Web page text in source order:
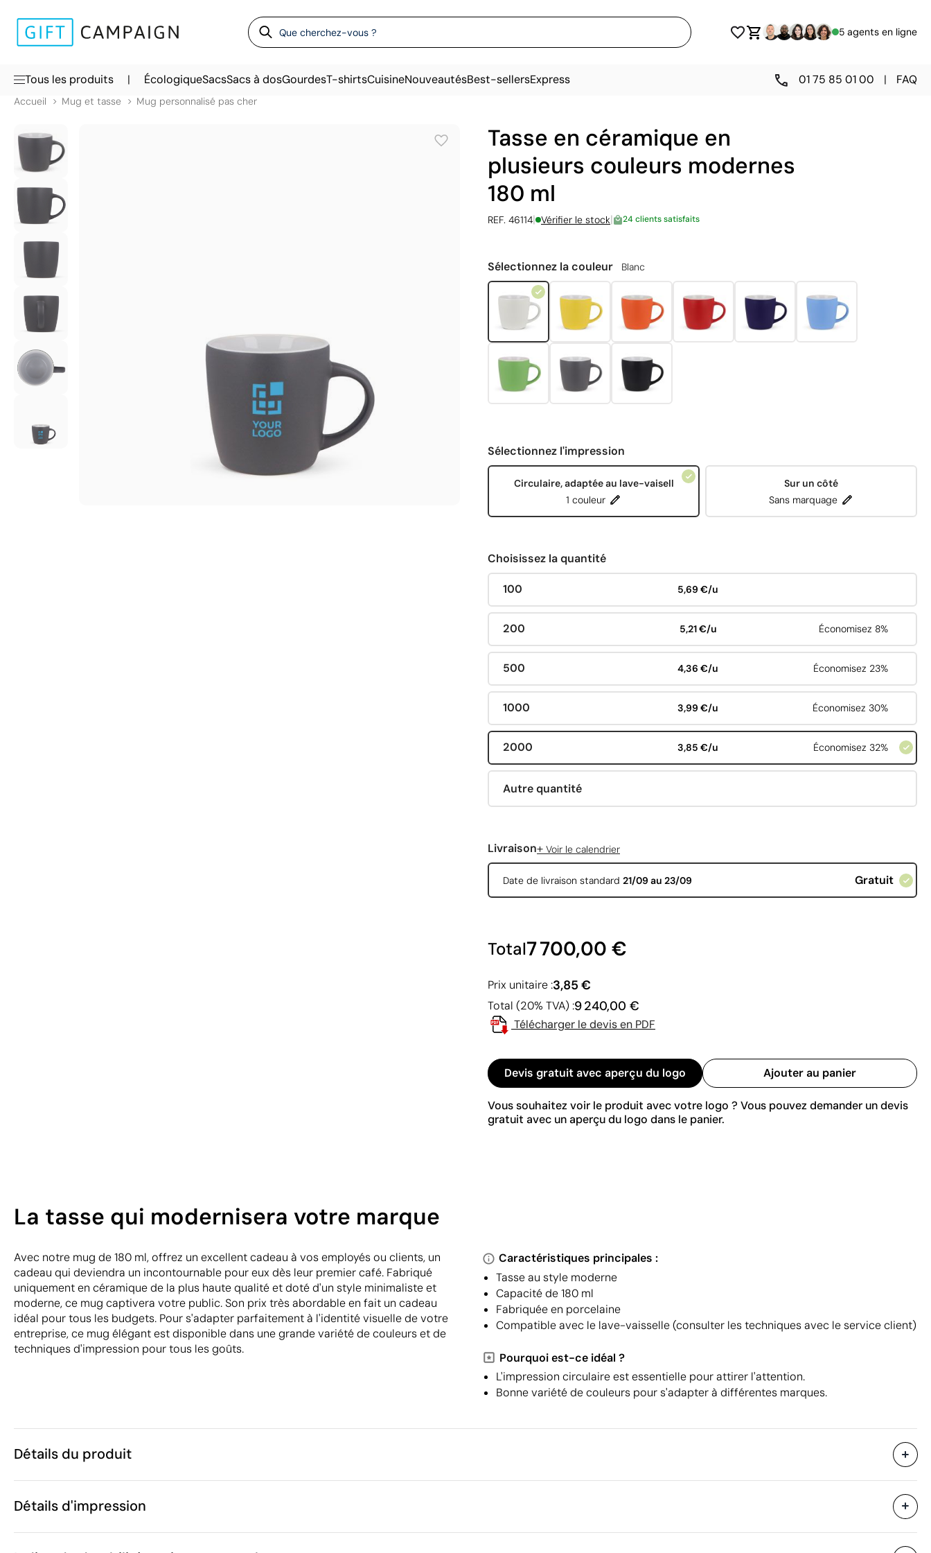
5 agents en ligne
Tous les produits | ÉcologiqueSacsSacs à dosGourdesT-shirtsCuisineNouveautésBest-sellersExpress 01 75 85 01 00 | FAQ
Accueil Mug et tasse Mug personnalisé pas cher
Tasse en céramique en
plusieurs couleurs modernes
180 ml
REF. 46114| Vérifier le stock| 24 clients satisfaits
Sélectionnez la couleur Blanc
Sélectionnez l'impression
Circulaire, adaptée au lave-vaisell
1 couleur
Sur un côté
Sans marquage
Choisissez la quantité
100 5,69 €/u
200 5,21 €/u Économisez 8%
500 4,36 €/u Économisez 23%
1000 3,99 €/u Économisez 30%
2000 3,85 €/u Économisez 32%
Autre quantité
Livraison+ Voir le calendrier
Date de livraison standard 21/09 au 23/09 Gratuit
Total7 700,00 €
Prix unitaire :3,85 €
Total (20% TVA) :9 240,00 €
Télécharger le devis en PDF
Devis gratuit avec aperçu du logo Ajouter au panier
Vous souhaitez voir le produit avec votre logo ? Vous pouvez demander un devis
gratuit avec un aperçu du logo dans le panier.
La tasse qui modernisera votre marque
Avec notre mug de 180 ml, offrez un excellent cadeau à vos employés ou clients, un
cadeau qui deviendra un incontournable pour eux dès leur premier café. Fabriqué
uniquement en céramique de la plus haute qualité et doté d'un style minimaliste et
moderne, ce mug captivera votre public. Son prix très abordable en fait un cadeau
idéal pour tous les budgets. Pour s'adapter parfaitement à l'identité visuelle de votre
entreprise, ce mug élégant est disponible dans une grande variété de couleurs et de
techniques d'impression pour tous les goûts.
Caractéristiques principales :
Tasse au style moderne
Capacité de 180 ml
Fabriquée en porcelaine
Compatible avec le lave-vaisselle (consulter les techniques avec le service client)
Pourquoi est-ce idéal ?
L'impression circulaire est essentielle pour attirer l'attention.
Bonne variété de couleurs pour s'adapter à différentes marques.
Détails du produit
Caractéristiques
Code du produit
Emballage
Détails d'impression